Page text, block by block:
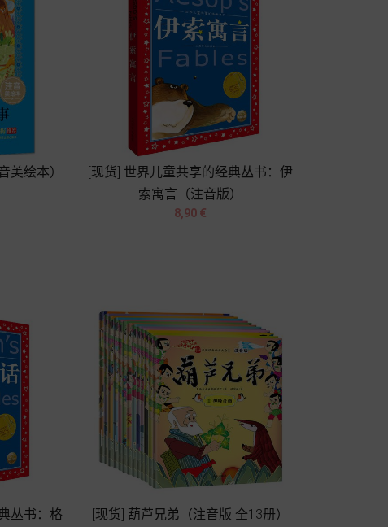
美绘本）
[现货] 世界儿童共享的经典丛书：伊
索寓言（注音版）
Prix
8,90 €
 
丛书：格
[现货] 葫芦兄弟（注音版 全13册）